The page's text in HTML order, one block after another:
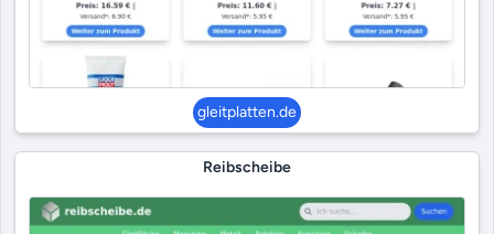
gleitplatten.de
Reibscheibe